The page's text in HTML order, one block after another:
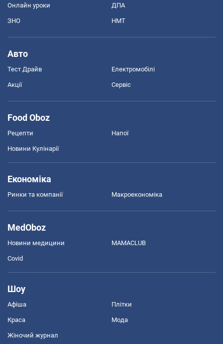
Онлайн уроки ДПА
ЗНО НМТ
Авто
Тест Драйв Електромобілі
Акції Сервіс
Food Oboz
Рецепти Напої
Новини Кулінарії
Економіка
Ринки та компанії Макроекономіка
MedOboz
Новини медицини MAMACLUB
Covid
Шоу
Афіша Плітки
Краса Мода
Жіночий журнал